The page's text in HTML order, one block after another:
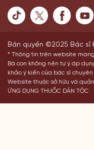
Bản quyền ©2025 Bác sĩ
* Thông tin trên website
Bà con không nên tự ý áp
khảo ý kiến của bác sĩ
Website thuộc sở hữu và quản
ỨNG DỤNG THUỐC DÂN TỘC